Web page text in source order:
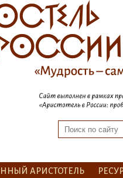
АРИСТОТЕЛЬ